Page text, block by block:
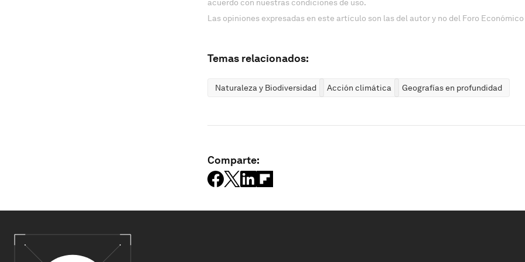
acuerdo con nuestras condiciones de uso.
Las opiniones expresadas en este artículo son las del autor y no del Foro
Temas relacionados:
Naturaleza y Biodiversidad Acción climática Geografías en profundidad
Comparte: